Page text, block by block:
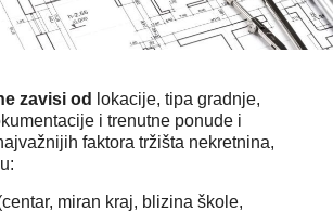
zavisi od
lokacije, tipa gradnje,
i trenutne ponude i
faktora tržišta nekretnina,
miran kraj, blizina škole,